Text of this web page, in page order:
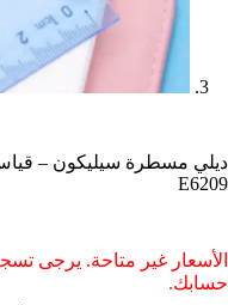
E6209
الأسعار غير متاحة. يرجى
حسابك.